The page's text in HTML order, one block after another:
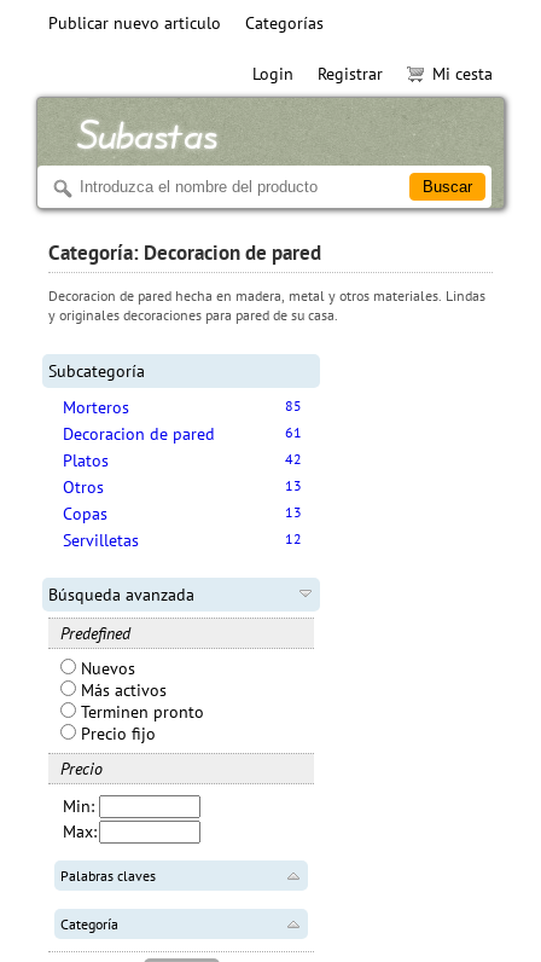
Publicar nuevo articulo Categorías
Login Registrar Mi cesta
Categoría: Decoracion de pared
Decoracion de pared hecha en madera, metal y otros materiales. Lindas
y originales decoraciones para pared de su casa.
Subcategoría
Morteros
85
Decoracion de pared 61
Platos 42
Otros 13
Copas 13
Servilletas 12
Búsqueda avanzada
Predefined
Nuevos
Más activos
Terminen pronto
Precio fijo
Precio
Min:
Max:
Palabras claves
Categoría